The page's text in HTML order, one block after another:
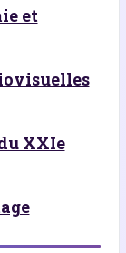
et
XXIe